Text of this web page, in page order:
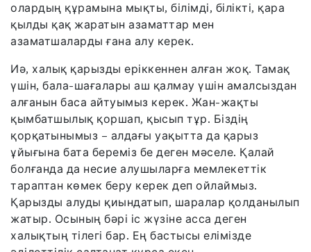
олардың құрамына мықты, білімді, білікті, қара
қылды қақ жаратын азаматтар мен
азаматшаларды ғана алу керек.
Иә, халық қарызды еріккеннен алған жоқ. Тамақ
үшін, бала-шағалары аш қалмау үшін амалсыздан
алғанын баса айтуымыз керек. Жан-жақты
қымбатшылық қоршап, қысып тұр. Біздің
қорқатынымыз – алдағы уақытта да қарыз
ұйығына бата береміз бе деген мәселе. Қалай
болғанда да несие алушыларға мемлекеттік
тараптан көмек беру керек деп ойлаймыз.
Қарызды алуды қиындатып, шаралар қолданылып
жатыр. Осының бәрі іс жүзіне асса деген
халықтың тілегі бар. Ең бастысы елімізде